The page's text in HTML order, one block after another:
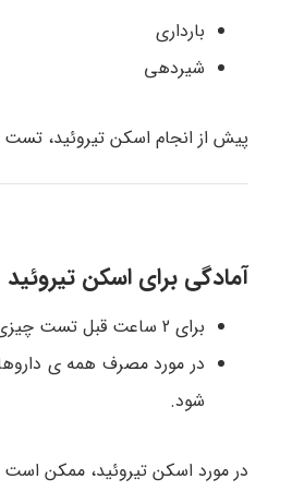
بارداری
شیردهی
پیش از انجام اسکن تیروئید،
آمادگی برای اسکن تیروئید
برای 2 ساعت قبل تست چیزی میل نکنید.
در مورد مصرف همه ی
شود.
در مورد اسکن تیروئید، ممکن است